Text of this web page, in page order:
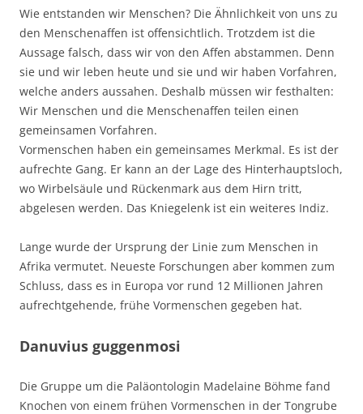
Wie entstanden wir Menschen? Die Ähnlichkeit von uns zu
den Menschenaffen ist offensichtlich. Trotzdem ist die
Aussage falsch, dass wir von den Affen abstammen. Denn
sie und wir leben heute und sie und wir haben Vorfahren,
welche anders aussahen. Deshalb müssen wir festhalten:
Wir Menschen und die Menschenaffen teilen einen
gemeinsamen Vorfahren.
Vormenschen haben ein gemeinsames Merkmal. Es ist der
aufrechte Gang. Er kann an der Lage des Hinterhauptsloch,
wo Wirbelsäule und Rückenmark aus dem Hirn tritt,
abgelesen werden. Das Kniegelenk ist ein weiteres Indiz.
Lange wurde der Ursprung der Linie zum Menschen in
Afrika vermutet. Neueste Forschungen aber kommen zum
Schluss, dass es in Europa vor rund 12 Millionen Jahren
aufrechtgehende, frühe Vormenschen gegeben hat.
Danuvius guggenmosi
Die Gruppe um die Paläontologin Madelaine Böhme fand
Knochen von einem frühen Vormenschen in der Tongrube